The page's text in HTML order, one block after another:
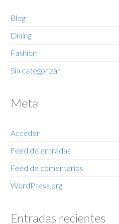
Blog
Dining
Fashion
Sin categorizar
Meta
Acceder
Feed de entradas
Feed de comentarios
WordPress.org
Entradas recientes